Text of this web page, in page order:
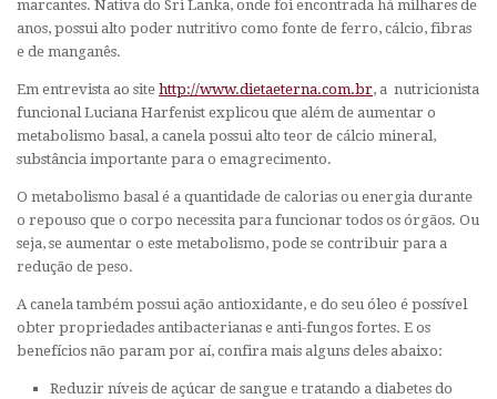
marcantes. Nativa do Sri Lanka, onde foi encontrada há milhares de
anos, possui alto poder nutritivo como fonte de ferro, cálcio, fibras
e de manganês.
Em entrevista ao site http://www.dietaeterna.com.br, a nutricionista
funcional Luciana Harfenist explicou que além de aumentar o
metabolismo basal, a canela possui alto teor de cálcio mineral,
substância importante para o emagrecimento.
O metabolismo basal é a quantidade de calorias ou energia durante
o repouso que o corpo necessita para funcionar todos os órgãos. Ou
seja, se aumentar o este metabolismo, pode se contribuir para a
redução de peso.
A canela também possui ação antioxidante, e do seu óleo é possível
obter propriedades antibacterianas e anti-fungos fortes. E os
benefícios não param por aí, confira mais alguns deles abaixo:
Reduzir níveis de açúcar de sangue e tratando a diabetes do